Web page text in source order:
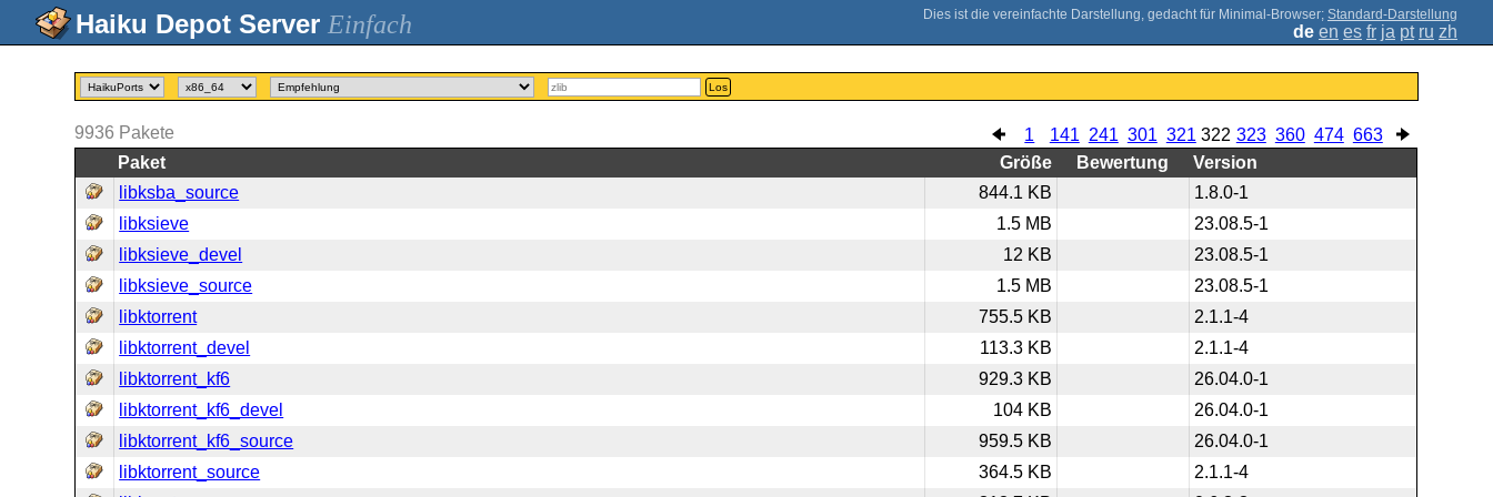
Einfach ; Standard-Darstellung
de en es fr ja pt ru zh
Los
1 141 241 301 321 322 323 360 474 663
9936 Pakete
Paket
Größe Bewertung
Version
libksba_source
844.1 KB
1.8.0-1
libksieve
1.5 MB
23.08.5-1
libksieve_devel
12 KB
23.08.5-1
libksieve_source
1.5 MB
23.08.5-1
libktorrent
755.5 KB
2.1.1-4
libktorrent_devel
113.3 KB
2.1.1-4
libktorrent_kf6
929.3 KB
26.04.0-1
libktorrent_kf6_devel
104 KB
26.04.0-1
libktorrent_kf6_source
959.5 KB
26.04.0-1
libktorrent_source
364.5 KB
2.1.1-4